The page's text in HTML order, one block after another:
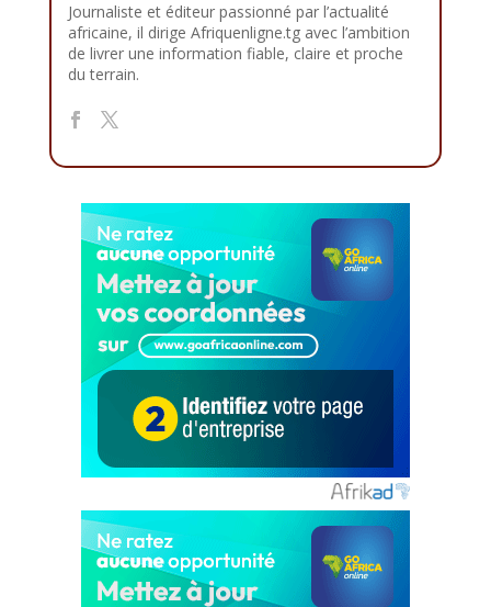
Journaliste et éditeur passionné par l’actualité
africaine, il dirige Afriquenligne.tg avec l’ambition
de livrer une information fiable, claire et proche
du terrain.